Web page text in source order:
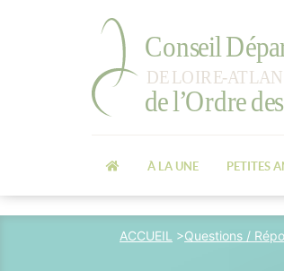
À LA UNE PETITES
ACCUEIL >Questions /